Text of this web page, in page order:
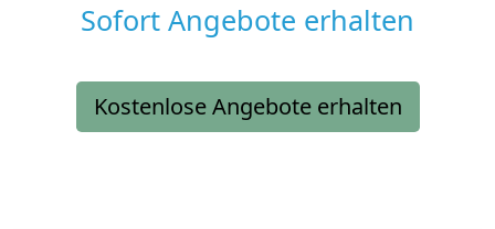
Sofort Angebote erhalten
Kostenlose Angebote erhalten